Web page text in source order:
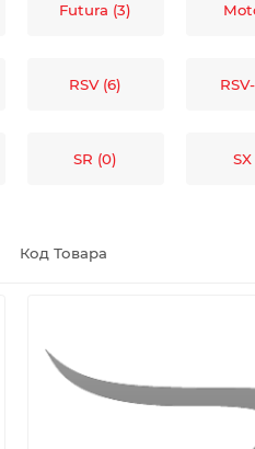
Futura (3)
RSV (6)
SR (0)
Код Товара